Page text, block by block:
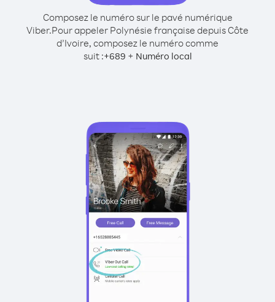
Composez le numéro sur le pavé numérique
Viber.Pour appeler Polynésie française depuis Côte
d’Ivoire, composez le numéro comme
suit :+689 + Numéro local